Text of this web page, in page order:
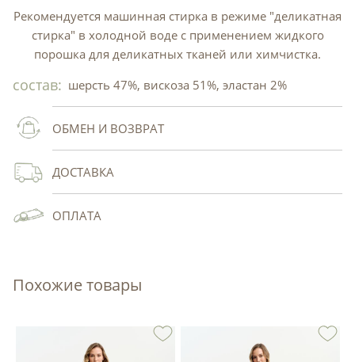
Рекомендуется машинная стирка в режиме "деликатная
стирка" в холодной воде с применением жидкого
порошка для деликатных тканей или химчистка.
состав: шерсть 47%, вискоза 51%, эластан 2%
ОБМЕН И ВОЗВРАТ
ДОСТАВКА
ОПЛАТА
Похожие товары